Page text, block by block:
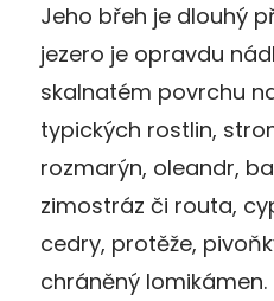
Jeho břeh je dlouhý
jezero je opravdu
skalnatém povrchu
typických rostlin,
rozmarýn, oleandr,
zimostráz či routa,
cedry, protěže,
chráněný